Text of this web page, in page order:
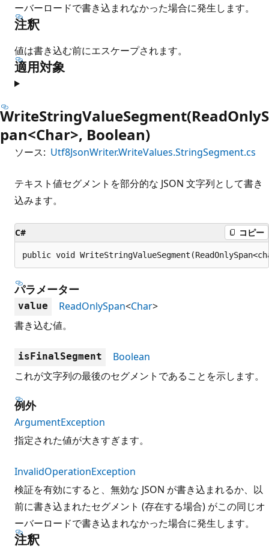
ーバーロードで書き込まれなかった場合に発生します。
注釈
値は書き込む前にエスケープされます。
適用対象
WriteStringValueSegment(ReadOnlyS
pan<Char>, Boolean)
ソース: Utf8JsonWriter.WriteValues.StringSegment.cs
テキスト値セグメントを部分的な JSON 文字列として書き
込みます。
C# コピー
public void
パラメーター
value ReadOnlySpan<Char>
書き込む値。
isFinalSegment
Boolean
これが文字列の最後のセグメントであることを示します。
例外
ArgumentException
指定された値が大きすぎます。
InvalidOperationException
検証を有効にすると、無効な JSON が書き込まれるか、以
前に書き込まれたセグメント (存在する場合) がこの同じオ
ーバーロードで書き込まれなかった場合に発生します。
注釈